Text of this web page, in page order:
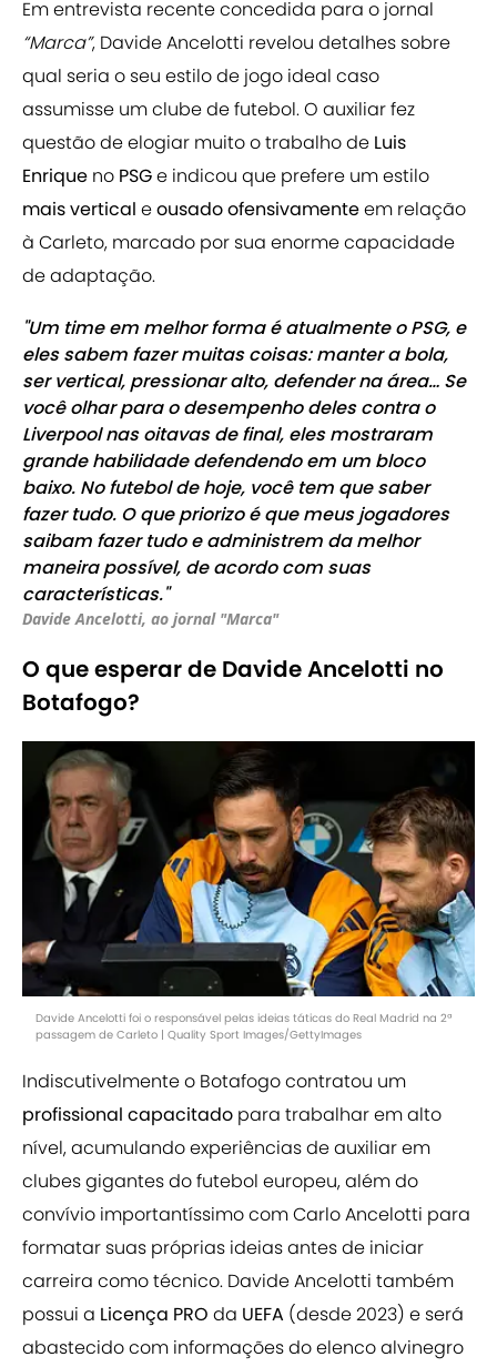
Em entrevista recente concedida para o jornal
“Marca”, Davide Ancelotti revelou detalhes sobre
qual seria o seu estilo de jogo ideal caso
assumisse um clube de futebol. O auxiliar fez
questão de elogiar muito o trabalho de Luis
Enrique no PSGe indicou que prefere um estilo
mais vertical eousado ofensivamenteem relação
à Carleto, marcado por sua enorme capacidade
de adaptação.
"Um time em melhor forma é atualmente o PSG, e
eles sabem fazer muitas coisas: manter a bola,
ser vertical, pressionar alto, defender na área… Se
você olhar para o desempenho deles contra o
Liverpool nas oitavas de final, eles mostraram
grande habilidade defendendo em um bloco
baixo. No futebol de hoje, você tem que saber
fazer tudo. O que priorizo ​​é que meus jogadores
saibam fazer tudo e administrem da melhor
maneira possível, de acordo com suas
características."
Davide Ancelotti, ao jornal "Marca"
O que esperar de Davide Ancelotti no
Botafogo?
Davide Ancelotti foi o responsável pelas ideias táticas do Real Madrid na 2ª
passagem de Carleto | Quality Sport Images/GettyImages
Indiscutivelmente o Botafogo contratou um
profissional capacitado para trabalhar em alto
nível, acumulando experiências de auxiliar em
clubes gigantes do futebol europeu, além do
convívio importantíssimo com Carlo Ancelotti para
formatar suas próprias ideiasantes de iniciar
carreira como técnico. Davide Ancelotti também
possui a Licença PRO da UEFA (desde 2023) e será
abastecido com informações do elenco alvinegro